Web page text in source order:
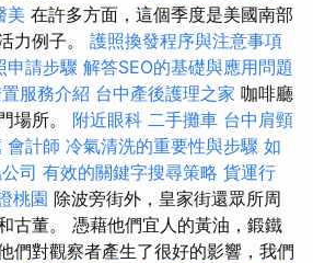
美 在許多方面，這個季度是美國南部
力例子。 護照換發程序與注意事項
申請步驟 解答SEO的基礎與應用問題
服務介紹 台中產後護理之家 咖啡廳
場所。 附近眼科 二手攤車 台中肩頸
會計師 冷氣清洗的重要性與步驟 如
司 有效的關鍵字搜尋策略 貨運行
桃園 除波旁街外，皇家街還眾所周
古董。 憑藉他們宜人的黃油，鍛鐵
們對觀察者產生了很好的影響，我們